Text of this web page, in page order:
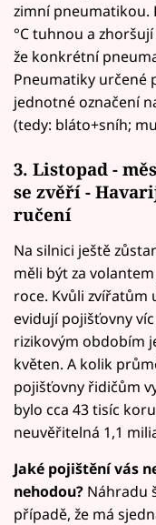
zimní pneumatikou.
°C tuhnou a
že konkrétní
Pneumatiky určené
jednotné označení
(tedy: bláto+sníh;
3. Listopad -
se zvěří -
ručení
Na silnici ještě
měli být za
roce. Kvůli zvířatům
evidují pojišťovny
rizikovým obdobím
květen. A kolik
pojišťovny řidičům
bylo cca 43 tisíc
neuvěřitelná 1,1
Jaké pojištění vás
nehodou? Náhradu
případě, že má